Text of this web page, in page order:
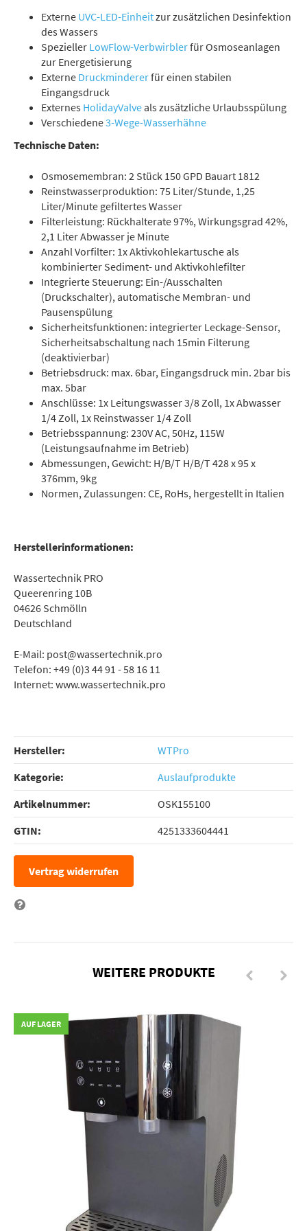
Externe UVC-LED-Einheitzur zusätzlichen Desinfektion
des Wassers
Spezieller LowFlow-Verbwirblerfür Osmoseanlagen
zur Energetisierung
Externe Druckmindererfür einen stabilen
Eingangsdruck
Externes HolidayValve als zusätzliche Urlaubsspülung
Verschiedene3-Wege-Wasserhähne
Technische Daten:
Osmosemembran: 2 Stück 150 GPD Bauart 1812
Reinstwasserproduktion: 75 Liter/Stunde, 1,25
Liter/Minute gefiltertes Wasser
Filterleistung: Rückhalterate 97%, Wirkungsgrad 42%,
2,1 Liter Abwasser je Minute
Anzahl Vorfilter: 1x Aktivkohlekartusche als
kombinierter Sediment- und Aktivkohlefilter
Integrierte Steuerung: Ein-/Ausschalten
(Druckschalter), automatische Membran- und
Pausenspülung
Sicherheitsfunktionen: integrierter Leckage-Sensor,
Sicherheitsabschaltung nach 15min Filterung
(deaktivierbar)
Betriebsdruck: max. 6bar, Eingangsdruck min. 2bar bis
max. 5bar
Anschlüsse: 1x Leitungswasser 3/8 Zoll, 1x Abwasser
1/4 Zoll, 1x Reinstwasser 1/4 Zoll
Betriebsspannung: 230V AC, 50Hz, 115W
(Leistungsaufnahme im Betrieb)
Abmessungen, Gewicht: H/B/T H/B/T 428 x 95 x
376mm, 9kg
Normen, Zulassungen: CE, RoHs, hergestellt in Italien
Herstellerinformationen:
Wassertechnik PRO
Queerenring 10B
04626 Schmölln
Deutschland
E-Mail: post@wassertechnik.pro
Telefon: +49 (0)3 44 91 - 58 16 11
Internet: www.wassertechnik.pro
Hersteller:
WTPro
Kategorie:
Auslaufprodukte
Artikelnummer:
OSK155100
GTIN:
4251333604441
Vertrag widerrufen
WEITERE PRODUKTE
AUF LAGER